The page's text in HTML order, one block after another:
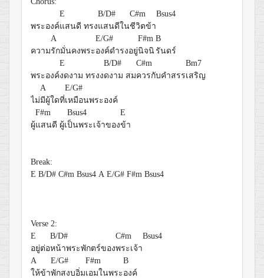
E
B/D# C#m
Bsus4
พระองค์แสนดี ทรงแสนดีในชีวิตข้า
A
E/G# F#m B
ความรักมั่นคงพระองค์ดำรงอยู่นิจนิ รันดร์
E
B/D# C#m
Bm7
พระองค์งดงาม ทรงงดงาม สมควรกับคำสรรเสริญ
A
E/G#
ไม่มีผู้ใดที่เหมือนพระองค์
F#m
Bsus4
E
ผู้แสนดี ผู้เป็นพระเจ้าของข้า
Break:
E B/D# C#m Bsus4 A E/G# F#m Bsus4
Verse 2:
E
B/D# C#m
Bsus4
อยู่ต่อหน้าพระพักตร์ของพระเจ้า
A
E/G# F#m
B
ให้ข้าพักสงบอิ่มเอมในพระองค์